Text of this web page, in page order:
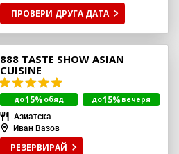
ПРОВЕРИ ДРУГА ДАТА
888 TASTE SHOW ASIAN
CUISINE
до15% обяд до15% вечеря
Азиатска
Иван Вазов
РЕЗЕРВИРАЙ